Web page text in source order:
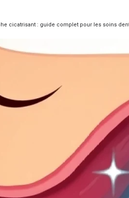
cicatrisant : guide complet pour les soins